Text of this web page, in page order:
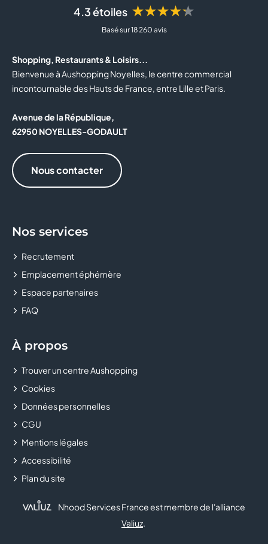
BOTTINA
BOUTIQUE OFFICIELLE DU RC LENS
BOUYGUES TELECOM
BRIOCHE DORÉE
BURGER KING
CHEZ MARCEL
CHOPSTICKS & CO
CLAIRE'S
4.3 étoiles ★★★★★
Basé sur 18 260 avis
Shopping, Restaurants & Loisirs...
Bienvenue à Aushopping Noyelles, le centre commercial
incontournable des Hauts de France, entre Lille et Paris.
Avenue de la République,
62950 NOYELLES-GODAULT
Nous contacter
Nos services
Recrutement
Emplacement éphémère
Espace partenaires
FAQ
À propos
Trouver un centre Aushopping
Cookies
Données personnelles
CGU
Mentions légales
Accessibilité
Plan du site
Nhood Services France est membre de l'alliance
Valiuz.